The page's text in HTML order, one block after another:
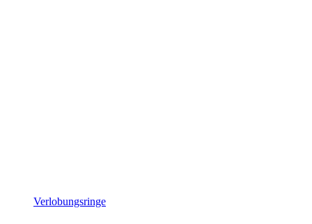
Verlobungsringe